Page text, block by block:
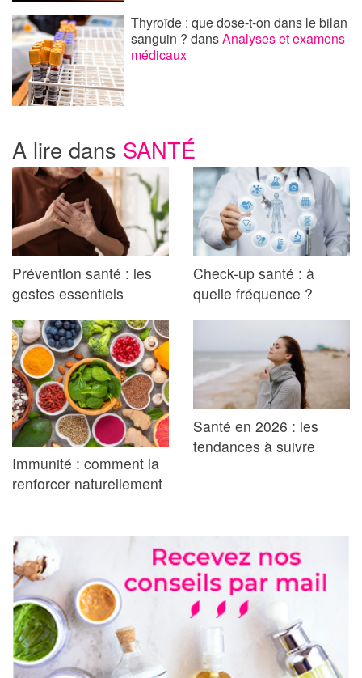
Thyroïde : que dose-t-on dans le bilan
sanguin ?dansAnalyses et examens
médicaux
A lire dans SANTÉ
Prévention santé : les
gestes essentiels
Check-up santé : à
quelle fréquence ?
Immunité : comment la
renforcer naturellement
Santé en 2026 : les
tendances à suivre